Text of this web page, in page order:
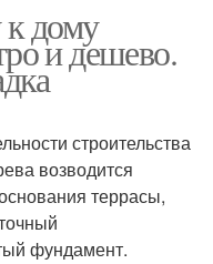
к дому
и дешево.
строительства
возводится
террасы,
фундамент.